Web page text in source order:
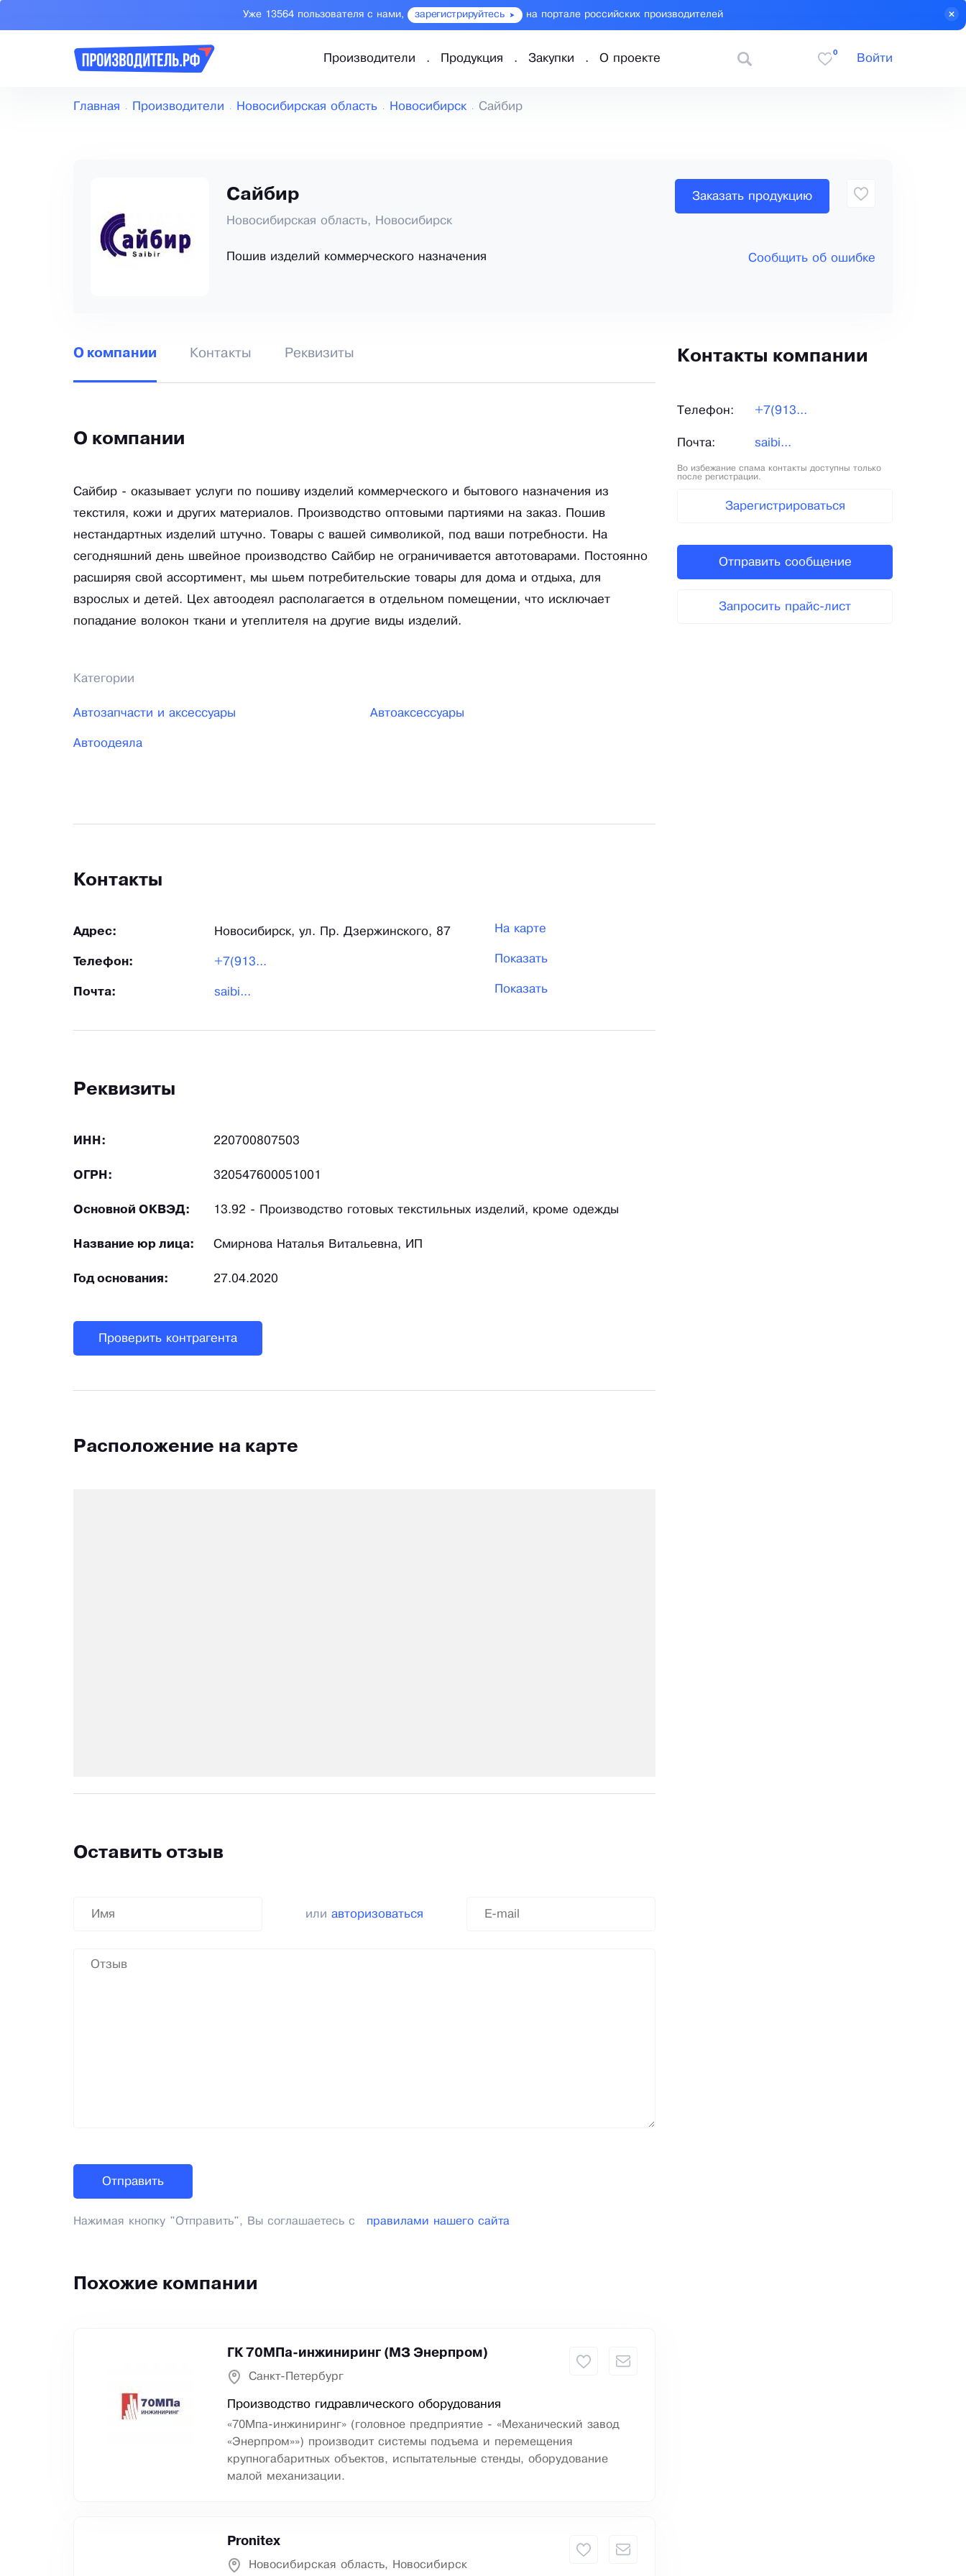
Уже 13564 пользователя с нами, зарегистрируйтесь на портале российских производителей
Производители Продукция Закупки О проекте
0
Войти
Главная Производители Новосибирская область Новосибирск Сайбир
Сайбир
Новосибирская область, Новосибирск
Пошив изделий коммерческого назначения
Заказать продукцию
Сообщить об ошибке
О компании Контакты Реквизиты
О компании
Сайбир - оказывает услуги по пошиву изделий коммерческого и бытового назначения из
текстиля, кожи и других материалов. Производство оптовыми партиями на заказ. Пошив
нестандартных изделий штучно. Товары с вашей символикой, под ваши потребности. На
сегодняшний день швейное производство Сайбир не ограничивается автотоварами. Постоянно
расширяя свой ассортимент, мы шьем потребительские товары для дома и отдыха, для
взрослых и детей. Цех автоодеял располагается в отдельном помещении, что исключает
попадание волокон ткани и утеплителя на другие виды изделий.
Категории
Автозапчасти и аксессуары Автоаксессуары
Автоодеяла
Контакты
Адрес: Новосибирск, ул. Пр. Дзержинского, 87 На карте
Телефон: +7(913... Показать
Почта: saibi... Показать
Реквизиты
ИНН: 220700807503
ОГРН: 320547600051001
Основной ОКВЭД: 13.92 - Производство готовых текстильных изделий, кроме одежды
Название юр лица: Смирнова Наталья Витальевна, ИП
Год основания: 27.04.2020
Проверить контрагента
Расположение на карте
Оставить отзыв
или авторизоваться
Нажимая кнопку "Отправить", Вы соглашаетесь с правилами нашего сайта
Похожие компании
ГК 70МПа-инжиниринг (МЗ Энерпром)
Санкт-Петербург
Производство гидравлического оборудования
«70Мпа-инжиниринг» (головное предприятие - «Механический завод
«Энерпром»») производит системы подъема и перемещения
крупногабаритных объектов, испытательные стенды, оборудование
малой механизации.
Pronitex
Новосибирская область, Новосибирск
Контакты компании
Телефон: +7(913...
Почта: saibi...
Во избежание спама контакты доступны только
после регистрации.
Зарегистрироваться
Отправить сообщение
Запросить прайс-лист